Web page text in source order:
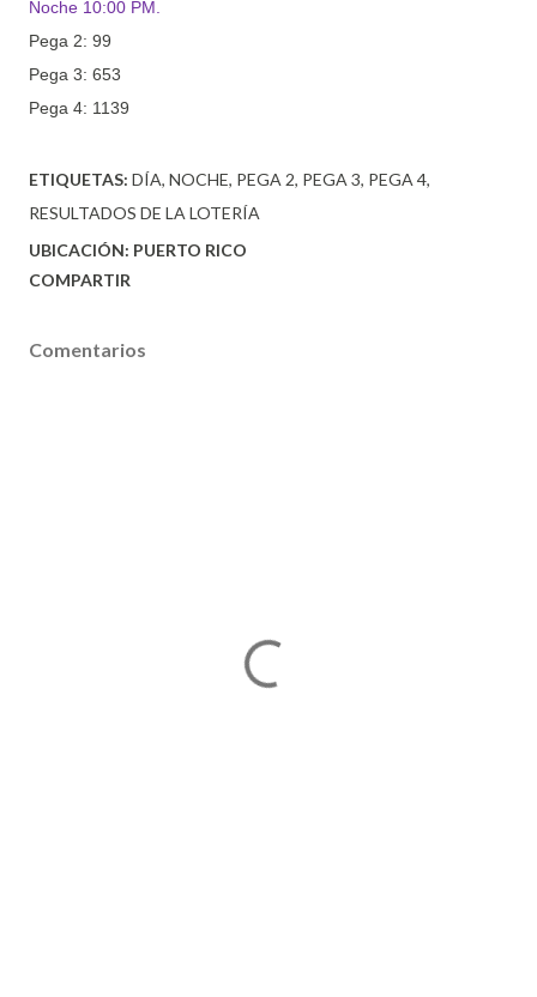
Noche 10:00 PM.
Pega 2: 99
Pega 3: 653
Pega 4: 1139
ETIQUETAS: DÍA NOCHE PEGA 2 PEGA 3 PEGA 4
RESULTADOS DE LA LOTERÍA
UBICACIÓN: PUERTO RICO
COMPARTIR
Comentarios